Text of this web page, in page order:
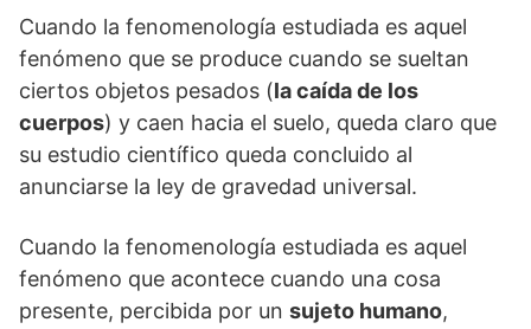
Cuando la fenomenología estudiada es aquel
fenómeno que se produce cuando se sueltan
ciertos objetos pesados (la caída de los
cuerpos) y caen hacia el suelo, queda claro que
su estudio científico queda concluido al
anunciarse la ley de gravedad universal.
Cuando la fenomenología estudiada es aquel
fenómeno que acontece cuando una cosa
presente, percibida por un sujeto humano,